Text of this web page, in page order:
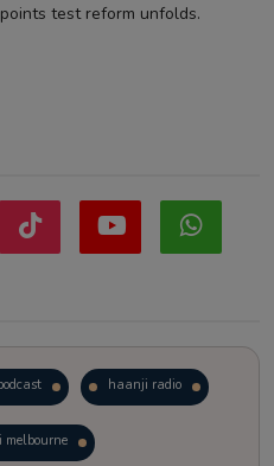
test reform unfolds.
haanji radio
melbourne